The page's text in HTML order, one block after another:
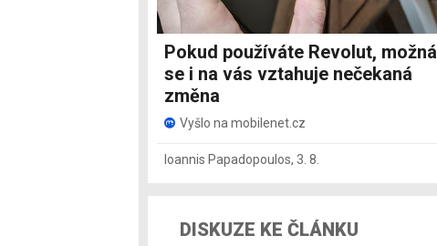
Pokud používáte Revolut, možná
se i na vás vztahuje nečekaná
změna
Vyšlo na mobilenet.cz
Ioannis Papadopoulos, 3. 8.
DISKUZE KE ČLÁNKU